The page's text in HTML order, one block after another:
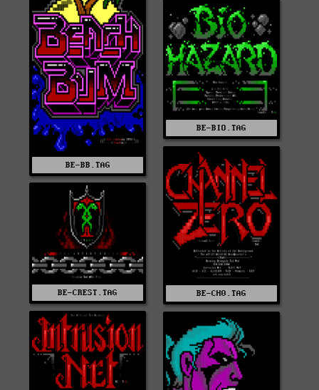
BE-BB.TAG
BE-BIO.TAG
BE-CH0.TAG
BE-CREST.TAG